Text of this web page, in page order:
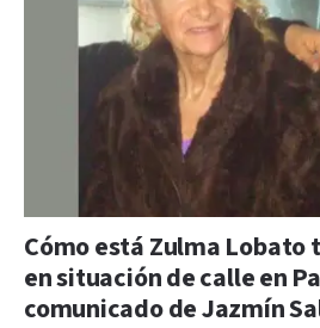
Cómo está Zulma Lobato
en situación de calle en
comunicado de Jazmín